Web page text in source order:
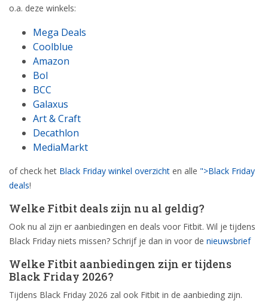
o.a. deze winkels:
Mega Deals
Coolblue
Amazon
Bol
BCC
Galaxus
Art & Craft
Decathlon
MediaMarkt
of check het Black Friday winkel overzicht en alle ">Black Friday
deals!
Welke Fitbit deals zijn nu al geldig?
Ook nu al zijn er aanbiedingen en deals voor Fitbit. Wil je tijdens
Black Friday niets missen? Schrijf je dan in voor de nieuwsbrief
Welke Fitbit aanbiedingen zijn er tijdens
Black Friday 2026?
Tijdens Black Friday 2026 zal ook Fitbit in de aanbieding zijn.